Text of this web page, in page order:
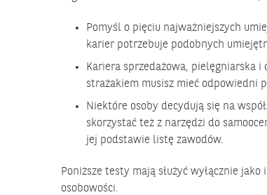
Pomyśl o pięciu najważniejszych
karier potrzebuje podobnych
Kariera sprzedażowa, pielęgniarska
strażakiem musisz mieć odpowiedni
Niektóre osoby decydują się na
skorzystać też z narzędzi do
jej podstawie listę zawodów.
Poniższe testy mają służyć wyłącznie
osobowości.